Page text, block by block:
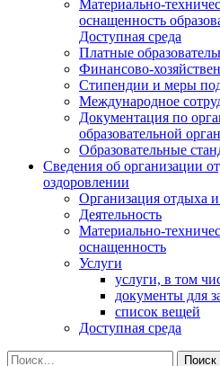
Материально-
оснащенность
Доступная среда
Платные
Финансово-
Стипендии и меры
Международное
Документация по
образовательной
Образовательные
Сведения об организации
оздоровлении
Организация отдыха
Деятельность
Материально-
оснащенность
Услуги
услуги, в том
документы для
список вещей
Доступная среда
Найти: